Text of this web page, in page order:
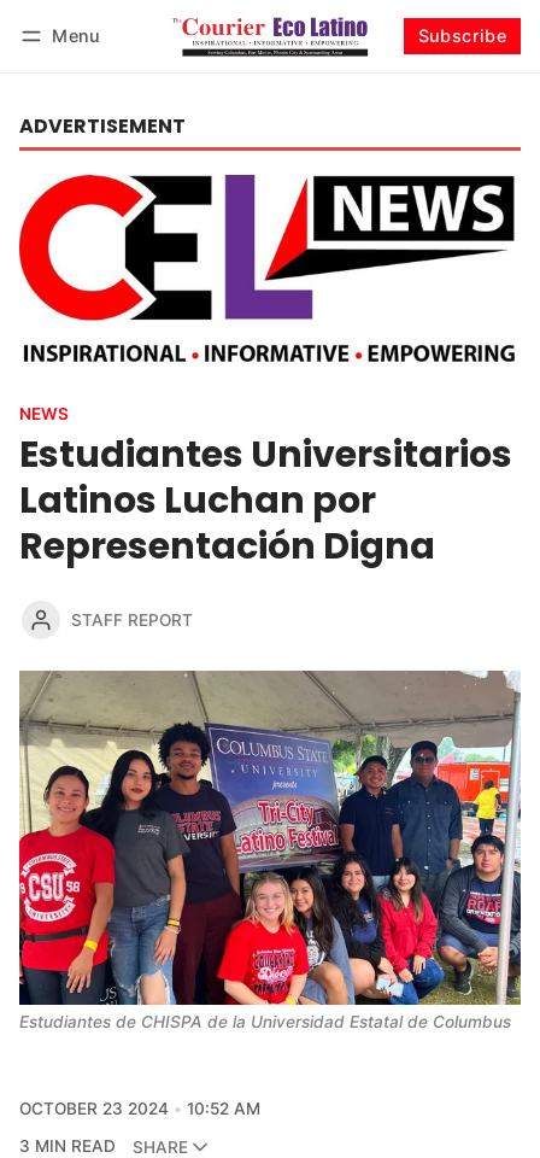
Menu Subscribe
ADVERTISEMENT
NEWS
Estudiantes Universitarios
Latinos Luchan por
Representación Digna
STAFF REPORT
Estudiantes de CHISPA de la Universidad Estatal de Columbus
OCTOBER 23 2024
10:52 AM
3 MIN READ
SHARE